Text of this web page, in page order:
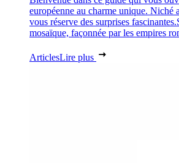
européenne au charme unique. Niché
vous réserve des surprises
mosaïque, façonnée par les empires
ArticlesLire plus